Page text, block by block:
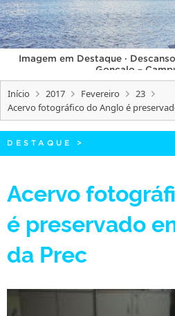
EDITAIS
INTERNACIONAL
OUVIDORIA
PORTARIAS
TELEFONES
Imagem em Destaque ·
Gonçalo –
Início 2017 Fevereiro
23
Acervo fotográfico do Anglo é
DESTAQUE >
Acervo
é preservado
da Prec